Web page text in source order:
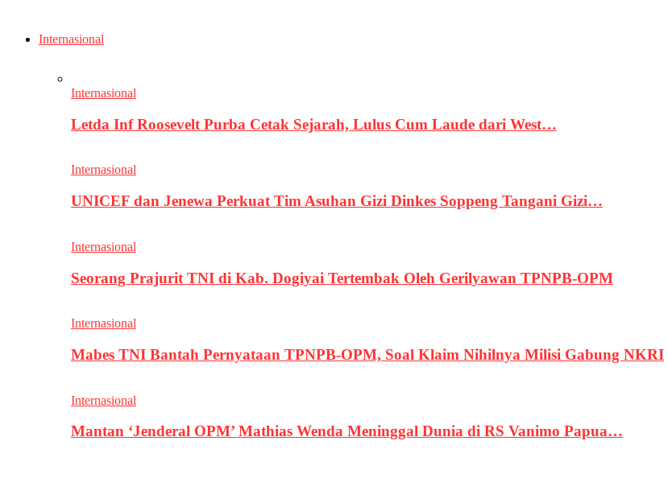
Internasional
Internasional
Letda Inf Roosevelt Purba Cetak Sejarah, Lulus Cum Laude dari West…
Internasional
UNICEF dan Jenewa Perkuat Tim Asuhan Gizi Dinkes Soppeng Tangani Gizi…
Internasional
Seorang Prajurit TNI di Kab. Dogiyai Tertembak Oleh Gerilyawan TPNPB-OPM
Internasional
Mabes TNI Bantah Pernyataan TPNPB-OPM, Soal Klaim Nihilnya Milisi Gabung NKRI
Internasional
Mantan ‘Jenderal OPM’ Mathias Wenda Meninggal Dunia di RS Vanimo Papua…